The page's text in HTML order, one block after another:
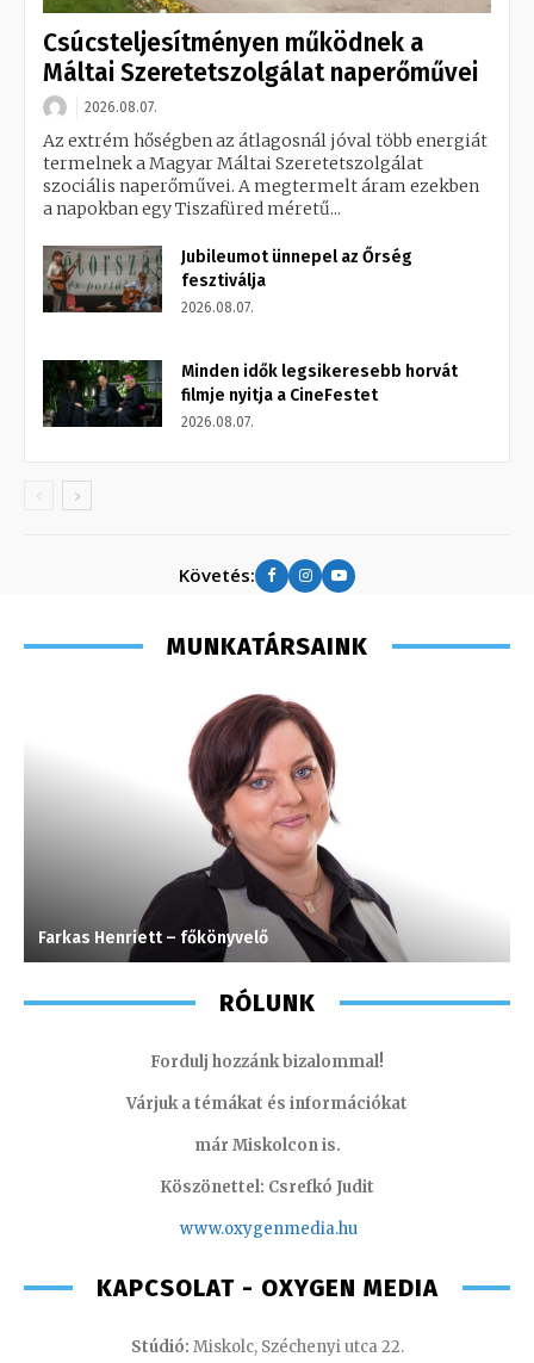
Csúcsteljesítményen működnek a
Máltai Szeretetszolgálat naperőművei
2026.08.07.
Az extrém hőségben az átlagosnál jóval több energiát
termelnek a Magyar Máltai Szeretetszolgálat
szociális naperőművei. A megtermelt áram ezekben
a napokban egy Tiszafüred méretű...
Jubileumot ünnepel az Őrség
fesztiválja
2026.08.07.
Minden idők legsikeresebb horvát
filmje nyitja a CineFestet
2026.08.07.
Követés:
MUNKATÁRSAINK
Farkas Henriett – főkönyvelő
RÓLUNK
Fordulj hozzánk bizalommal!
Várjuk a témákat és információkat
már Miskolcon is.
Köszönettel: Csrefkó Judit
www.oxygenmedia.hu
KAPCSOLAT - OXYGEN MEDIA
Stúdió: Miskolc, Széchenyi utca 22.